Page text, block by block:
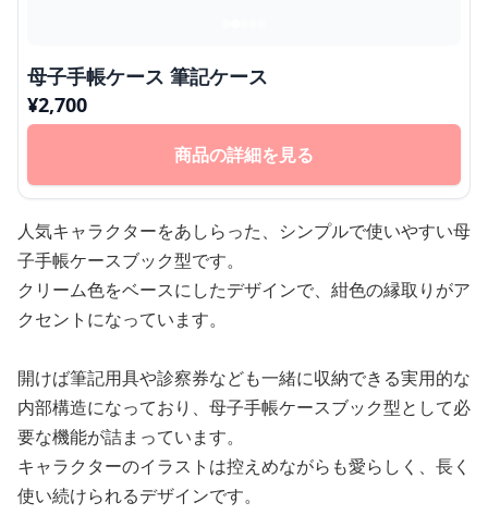
母子手帳ケース 筆記ケース
¥2,700
商品の詳細を見る
人気キャラクターをあしらった、シンプルで使いやすい母
子手帳ケースブック型です。
クリーム色をベースにしたデザインで、紺色の縁取りがア
クセントになっています。
開けば筆記用具や診察券なども一緒に収納できる実用的な
内部構造になっており、母子手帳ケースブック型として必
要な機能が詰まっています。
キャラクターのイラストは控えめながらも愛らしく、長く
使い続けられるデザインです。